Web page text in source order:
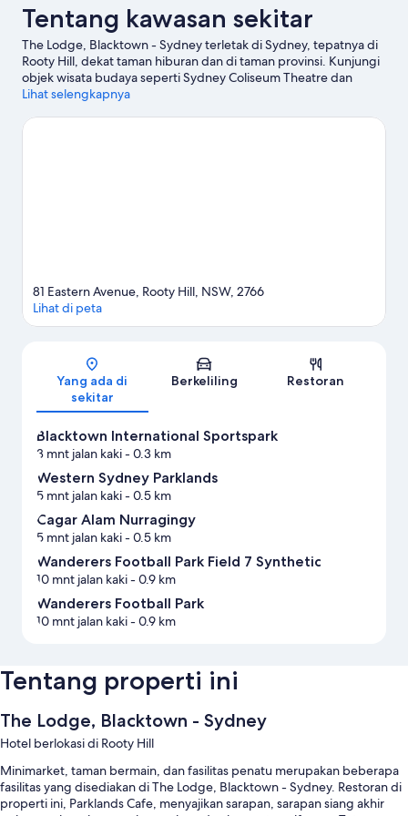
Tentang kawasan sekitar
The Lodge, Blacktown - Sydney terletak di Sydney, tepatnya di
Rooty Hill, dekat taman hiburan dan di taman provinsi. Kunjungi
objek wisata budaya seperti Sydney Coliseum Theatre dan
Pertanian Bella Vista, atau jelajahi sejumlah aktivitas yang ada di
Ingin menikmati suatu kegiatan atau pertunjukan selagi
Lihat selengkapnya
Peta
81 Eastern Avenue, Rooty Hill, NSW, 2766
Lihat di peta
Yang ada di
sekitar
Berkeliling Restoran
Blacktown International Sportspark
3 mnt jalan kaki- 0.3 km
Western Sydney Parklands
5 mnt jalan kaki- 0.5 km
Cagar Alam Nurragingy
5 mnt jalan kaki- 0.5 km
Wanderers Football Park Field 7 Synthetic
10 mnt jalan kaki- 0.9 km
Wanderers Football Park
10 mnt jalan kaki- 0.9 km
Tentang properti ini
The Lodge, Blacktown - Sydney
Hotel berlokasi di Rooty Hill
Minimarket, taman bermain, dan fasilitas penatu merupakan beberapa
fasilitas yang disediakan di The Lodge, Blacktown - Sydney. Restoran di
properti ini, Parklands Cafe, menyajikan sarapan, sarapan siang akhir